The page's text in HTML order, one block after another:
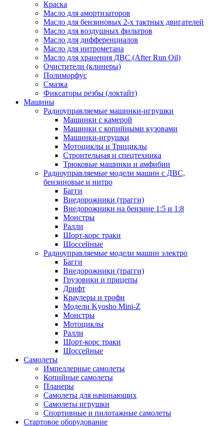
Краска
Масло для амортизаторов
Масло для бензиновых 2-х тактных двигателей
Масло для воздушных фильтров
Масло для дифференциалов
Масло для нитрометана
Масло для хранения ДВС (After Run Oil)
Очистители (клинеры)
Полиморфус
Смазка
Фиксаторы резбы (локтайт)
Машины
Радиоуправляемые машинки-игрушки
Машинки с камерой
Машинки с копийными кузовами
Машинки-игрушки
Мотоциклы и Трициклы
Строительная и спецтехника
Трюковые машинки и амфибии
Радиоуправляемые модели машин с ДВС,
бензиновые и нитро
Багги
Внедорожники (трагги)
Внедорожники на бензине 1:5 и 1:8
Монстры
Ралли
Шорт-корс траки
Шоссейные
Радиоуправляемые модели машин электро
Багги
Внедорожники (трагги)
Грузовики и прицепы
Дрифт
Краулеры и трофи
Модели Kyosho Mini-Z
Монстры
Мотоциклы
Ралли
Шорт-корс траки
Шоссейные
Самолеты
Импеллерные самолеты
Копийные самолеты
Планеры
Самолеты для начинающих
Самолеты игрушки
Спортивные и пилотажные самолеты
Стартовое оборудование